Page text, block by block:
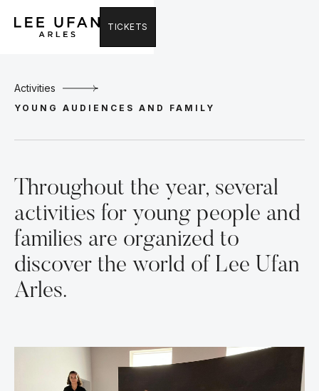
TICKETS
Activities
YOUNG AUDIENCES AND FAMILY
Throughout the year, several
activities for young people and
families are organized to
discover the world of Lee Ufan
Arles.